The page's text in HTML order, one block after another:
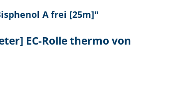
A frei [25m]"
EC-Rolle thermo von